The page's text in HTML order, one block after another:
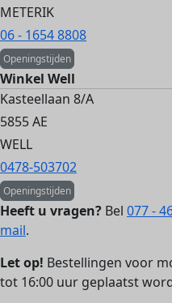
METERIK
06 - 1654 8808
Openingstijden
Winkel Well
Kasteellaan 8/A
5855 AE
WELL
0478-503702
Openingstijden
Heeft u vragen? Bel 077 -
mail.
Let op! Bestellingen voor
tot 16:00 uur geplaatst